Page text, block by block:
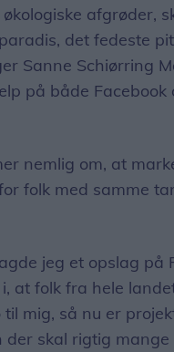
afgrøder,
det fedeste
Sanne Schiørring
på både Facebook
nemlig om, at
folk med samme
jeg et opslag på
at folk fra hele
mig, så nu er
der skal rigtig